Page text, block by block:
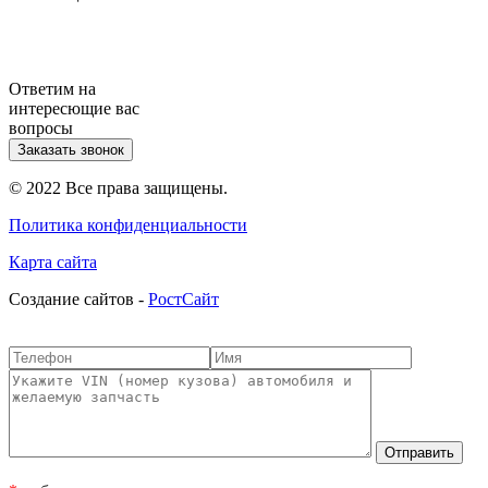
Ответим на
интересющие вас
вопросы
Заказать звонок
© 2022 Все права защищены.
Политика конфиденциальности
Карта сайта
Cоздание сайтов - РостСайт